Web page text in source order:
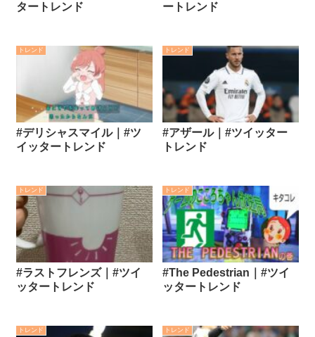
タートレンド
ートレンド
トレンド
#デリシャスマイル｜#ツ
イッタートレンド
トレンド
#アザール｜#ツイッター
トレンド
トレンド
#ラストフレンズ｜#ツイ
ッタートレンド
トレンド
#The Pedestrian｜#ツイ
ッタートレンド
トレンド トレンド